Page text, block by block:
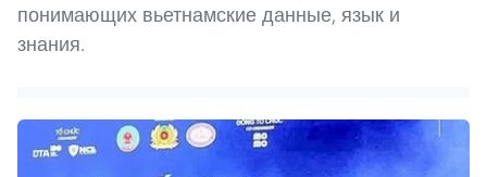
понимающих вьетнамские данные, язык и
знания.